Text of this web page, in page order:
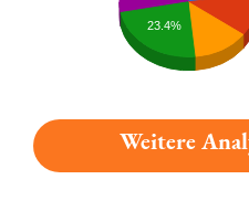
23.4%
Weitere